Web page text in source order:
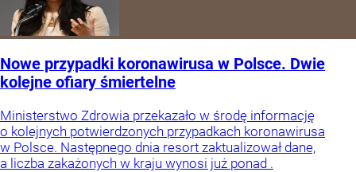
Nowe przypadki koronawirusa w Polsce. Dwie
kolejne ofiary śmiertelne
Ministerstwo Zdrowia przekazało w środę informację
o kolejnych potwierdzonych przypadkach koronawirusa
w Polsce. Następnego dnia resort zaktualizował dane,
a liczba zakażonych w kraju wynosi już ponad .